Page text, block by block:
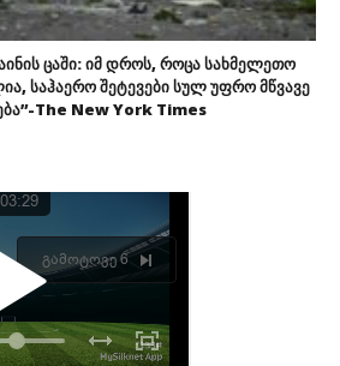
ცაში: იმ დროს, როცა სახმელეთო
საჰაერო შეტევები სულ უფრო მწვავე
The New York Times